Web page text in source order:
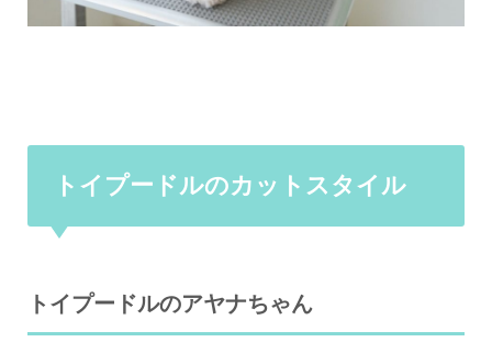
トイプードルのカットスタイル
トイプードルのアヤナちゃん